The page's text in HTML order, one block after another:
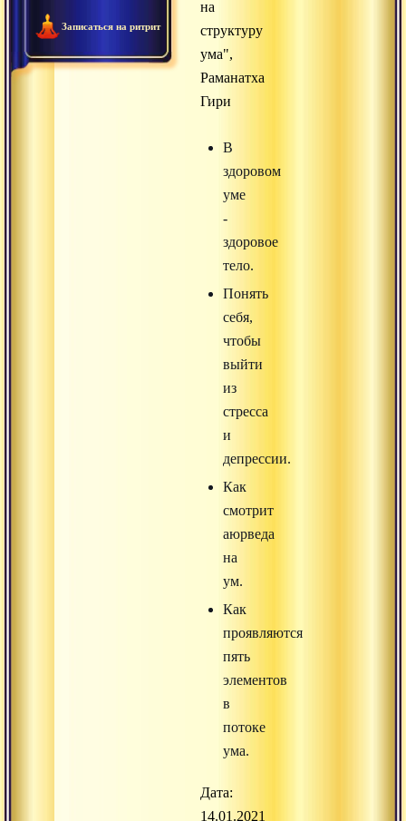
Записаться на ритрит
на
структуру
ума",
Раманатха
Гири
В
здоровом
уме
-
здоровое
тело.
Понять
себя,
чтобы
выйти
из
стресса
и
депрессии.
Как
смотрит
аюрведа
на
ум.
Как
проявляются
пять
элементов
в
потоке
ума.
Дата:
14.01.2021